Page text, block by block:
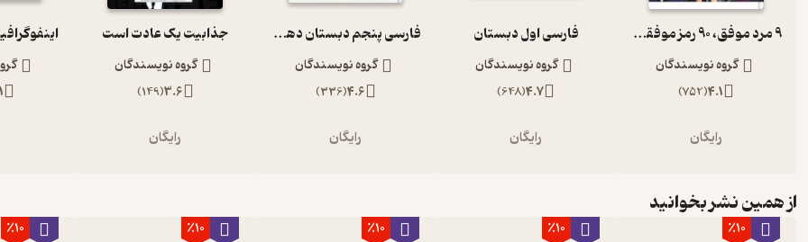
9 مرد موفق، 90 رمز موفقیت
گروه نویسندگان
4.1
(
752
)
رایگان
فارسی اول دبستان
گروه نویسندگان
4.7
(
648
)
رایگان
فارسی پنجم دبستان دهه 60
گروه نویسندگان
4.6
(
336
)
رایگان
جذابیت یک عادت است
گروه نویسندگان
3.6
(
149
)
رایگان
از همین نشر بخوانید
٪10 ٪10 ٪10 ٪10 ٪10